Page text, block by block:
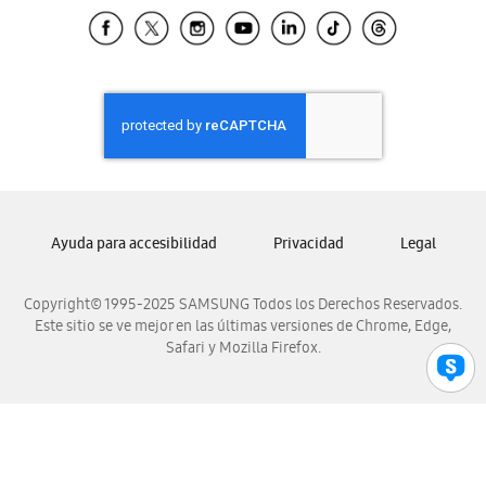
Samsung El Salvador
Samsung Honduras
Samsung Nicaragua
Samsung Panamá
Samsung Venezuela
Copyright© 1995-2025 SAMSUNG Todos los Derechos Reservados.
Este sitio se ve mejor en las últimas versiones de Chrome, Edge,
Safari y Mozilla Firefox.
Ayuda para accesibilidad Privacidad Legal